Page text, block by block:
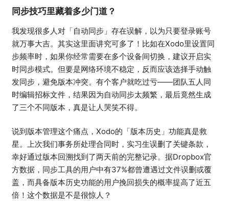
同步技巧里藏着多少门道？
我发现很多人对「自动同步」存在误解，以为只要登录账号
就万事大吉。其实这里面讲究可多了！比如在Xodo里设置同
步频率时，如果你经常需要在多个设备间切换，建议开启实
时同步模式。但要是网络环境不稳定，反而应该选择手动触
发同步，避免版本冲突。有个客户就吃过亏——团队五人同
时编辑招标文件，结果因为自动同步太频繁，最后竟然生成
了三个不同版本，真是让人哭笑不得。
说到版本管理这个痛点，Xodo的「版本历史」功能真是救
星。上次我们事务所处理合同时，实习生误删了关键条款，
幸好通过版本回溯找到了两天前的完整记录。据Dropbox官
方数据，同步工具的用户中有37%都曾遭遇过文件误删或覆
盖，而具备版本历史功能的用户挽回损失的概率提高了近五
倍！这个数据是不是很惊人？